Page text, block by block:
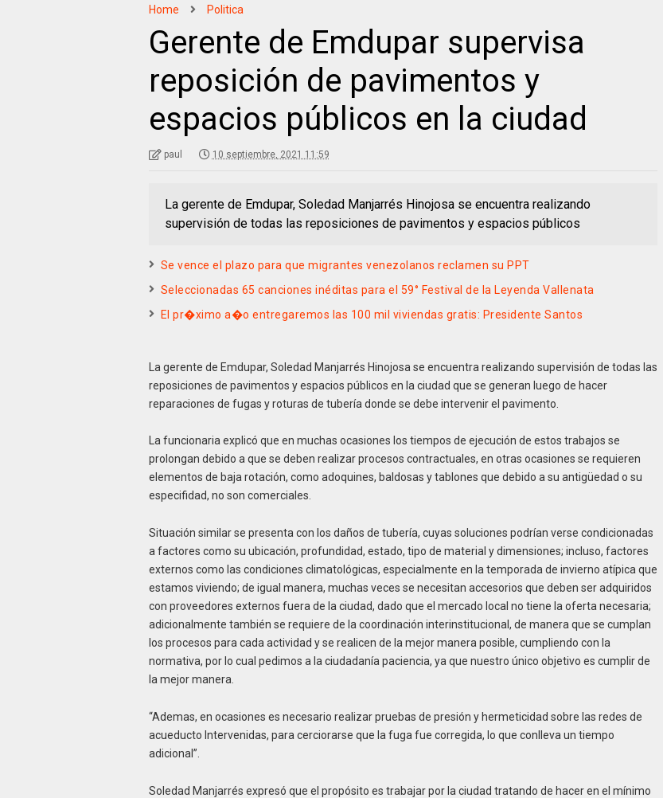
Home Politica
Gerente de Emdupar supervisa
reposición de pavimentos y
espacios públicos en la ciudad
paul 10 septiembre, 2021 11:59
La gerente de Emdupar, Soledad Manjarrés Hinojosa se encuentra realizando
supervisión de todas las reposiciones de pavimentos y espacios públicos
Se vence el plazo para que migrantes venezolanos reclamen su PPT
Seleccionadas 65 canciones inéditas para el 59° Festival de la Leyenda Vallenata
El pr�ximo a�o entregaremos las 100 mil viviendas gratis: Presidente Santos
La gerente de Emdupar, Soledad Manjarrés Hinojosa se encuentra realizando supervisión de todas las
reposiciones de pavimentos y espacios públicos en la ciudad que se generan luego de hacer
reparaciones de fugas y roturas de tubería donde se debe intervenir el pavimento.
La funcionaria explicó que en muchas ocasiones los tiempos de ejecución de estos trabajos se
prolongan debido a que se deben realizar procesos contractuales, en otras ocasiones se requieren
elementos de baja rotación, como adoquines, baldosas y tablones que debido a su antigüedad o su
especifidad, no son comerciales.
Situación similar se presenta con los daños de tubería, cuyas soluciones podrían verse condicionadas
a factores como su ubicación, profundidad, estado, tipo de material y dimensiones; incluso, factores
externos como las condiciones climatológicas, especialmente en la temporada de invierno atípica que
estamos viviendo; de igual manera, muchas veces se necesitan accesorios que deben ser adquiridos
con proveedores externos fuera de la ciudad, dado que el mercado local no tiene la oferta necesaria;
adicionalmente también se requiere de la coordinación interinstitucional, de manera que se cumplan
los procesos para cada actividad y se realicen de la mejor manera posible, cumpliendo con la
normativa, por lo cual pedimos a la ciudadanía paciencia, ya que nuestro único objetivo es cumplir de
la mejor manera.
“Ademas, en ocasiones es necesario realizar pruebas de presión y hermeticidad sobre las redes de
acueducto Intervenidas, para cerciorarse que la fuga fue corregida, lo que conlleva un tiempo
adicional”.
Soledad Manjarrés expresó que el propósito es trabajar por la ciudad tratando de hacer en el mínimo